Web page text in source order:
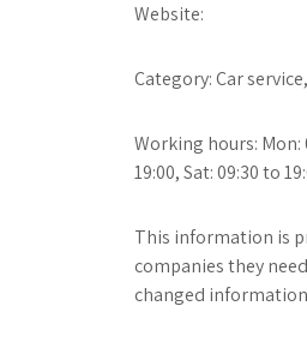
Website:
Category: Car
Working hours: Mon:
19:00, Sat: 09:30 to
This information is
companies they
changed